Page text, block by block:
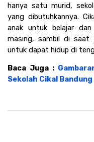
hanya satu murid,
yang dibutuhkannya.
anak untuk belajar dan
masing, sambil di saat
untuk dapat hidup di
Baca Juga :
Sekolah Cikal Bandung